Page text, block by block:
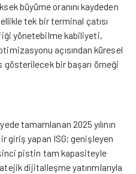
büyüme oranını kaydeden
tek bir terminal çatısı
yönetebilme kabiliyeti,
açısından küresel
gösterilecek bir başarı örneği
tamamlanan 2025 yılının
giriş yapan ISG; genişleyen
pistin tam kapasiteyle
dijitalleşme yatırımlarıyla